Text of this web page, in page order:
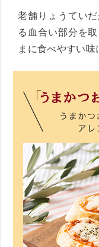
老舗りょうてい
る血合い部分を
まに食べやすい味